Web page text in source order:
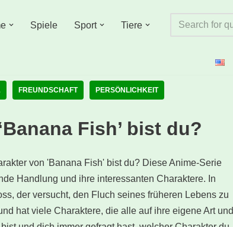
Spiele Sport Tiere
FREUNDSCHAFT PERSÖNLICHKEIT
Fish’ bist du?
von 'Banana Fish' bist du? Diese Anime-Serie
Handlung und ihre interessanten Charaktere. In
der versucht, den Fluch seines früheren Lebens zu
hat viele Charaktere, die alle auf ihre eigene Art und